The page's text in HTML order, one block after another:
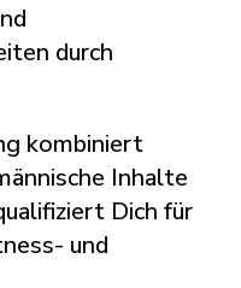
durch
kombiniert
Inhalte
Dich für
und